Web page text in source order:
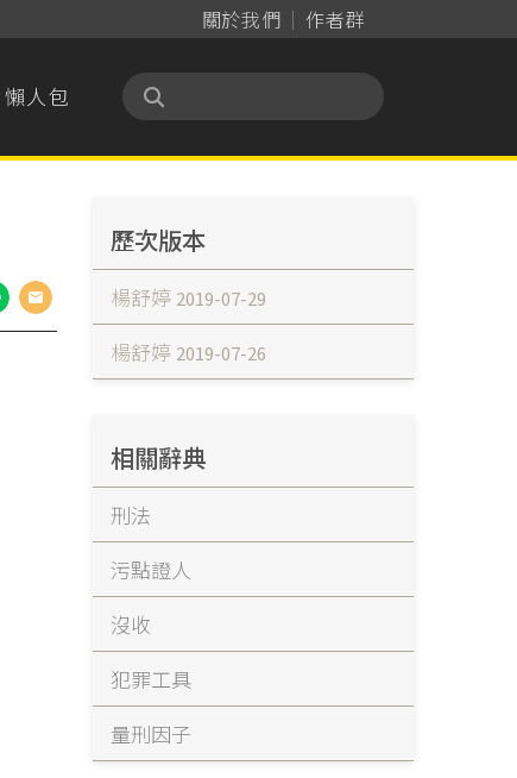
關於我們 作者群
懶人包
歷次版本
楊舒婷 2019-07-29
楊舒婷 2019-07-26
相關辭典
刑法
污點證人
沒收
犯罪工具
量刑因子